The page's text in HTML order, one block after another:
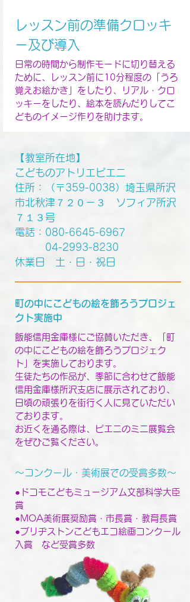
レッスン前の準備クロッキ
ー及び導入
日常の時間から制作モードに切り替える
ために、レッスン前に10分程度の「うろ
覚えお絵かき」をしたり、リアル・クロ
ッキーをしたり、絵本を読んだりしてこ
どものイメージ作りを助けます。
【教室所在地】
こどものアトリエピエニ
住所：（〒359-0038）埼玉県所沢
市北秋津７２０－３ ソフィア所沢
７１３号
電話：080-6645-6967
04-2993-8230
休業日 土・日・祝日
町の中にこどもの絵を飾ろうプロジェ
クト実施中
飯能信用金庫様にご協賛いただき、「町
の中にこどもの絵を飾ろうプロジェク
ト」を実施しております。
生徒たちの作品が、季節に合わせて飯能
信用金庫様所沢支店に展示されており、
日頃の頑張りを街行く人に見ていただい
ております。
お近くを通る際は、ピエニのミニ展覧会
をぜひご覧ください。
～コンクール・美術展での受賞多数～
●ドコモこどもミュージアム文部科学大臣
賞
●MOA美術展奨励賞・市長賞・教育長賞
●ブリヂストンこどもエコ絵画コンクール
入賞 など受賞多数